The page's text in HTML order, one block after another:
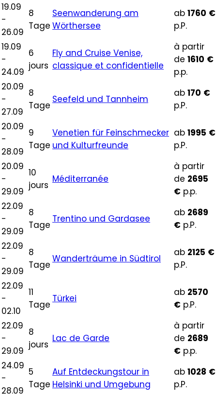
19.09
-
26.09
8
Tage
Seenwanderung am
Wörthersee
ab 1760 €
p.P.
19.09
-
24.09
6
jours
Fly and Cruise Venise,
classique et confidentielle
à partir
de 1610 €
p.p.
20.09
-
27.09
8
Tage
Seefeld und Tannheim
ab 170 €
p.P.
20.09
-
28.09
9
Tage
Venetien für Feinschmecker
und Kulturfreunde
ab 1995 €
p.P.
20.09
-
29.09
10
jours
Méditerranée
à partir
de 2695
€ p.p.
22.09
-
29.09
8
Tage
Trentino und Gardasee
ab 2689
€ p.P.
22.09
-
29.09
8
Tage
Wanderträume in Südtirol
ab 2125 €
p.P.
22.09
-
02.10
11
Tage
Türkei
ab 2570
€ p.P.
22.09
-
29.09
8
jours
Lac de Garde
à partir
de 2689
€ p.p.
24.09
-
28.09
5
Tage
Auf Entdeckungstour in
Helsinki und Umgebung
ab 1028 €
p.P.